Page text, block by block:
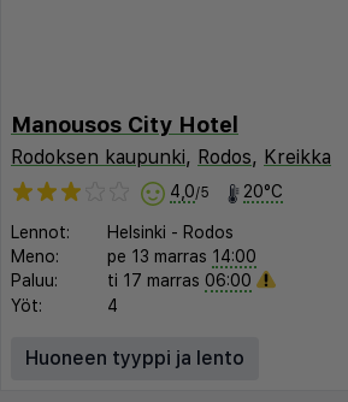
Manousos City Hotel
Rodoksen kaupunki, Rodos, Kreikka
4,0/5 20°C
Lennot: Helsinki - Rodos
Meno:
pe 13 marras 14:00
Paluu:
ti 17 marras 06:00
Yöt:
4
Huoneen tyyppi ja lento